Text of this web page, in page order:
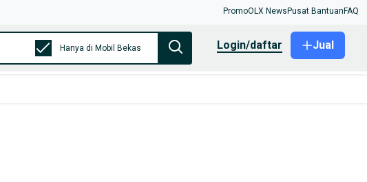
PromoOLX News Pusat Bantuan FAQ
Hanya di Mobil Bekas login/daftar Jual